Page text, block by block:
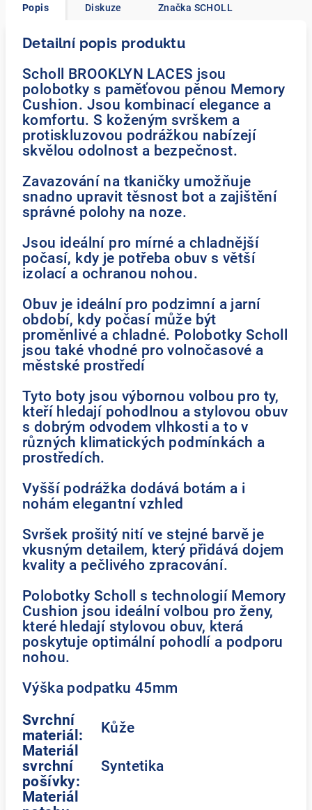
Popis Diskuze Značka SCHOLL
Detailní popis produktu
Scholl BROOKLYN LACES jsou
polobotky s paměťovou pěnou Memory
Cushion. Jsou kombinací elegance a
komfortu. S koženým svrškem a
protiskluzovou podrážkou nabízejí
skvělou odolnost a bezpečnost.
Zavazování na tkaničky umožňuje
snadno upravit těsnost bot a zajištění
správné polohy na noze.
Jsou ideální pro mírné a chladnější
počasí, kdy je potřeba obuv s větší
izolací a ochranou nohou.
Obuv je ideální pro podzimní a jarní
období, kdy počasí může být
proměnlivé a chladné. Polobotky Scholl
jsou také vhodné pro volnočasové a
městské prostředí
Tyto boty jsou výbornou volbou pro ty,
kteří hledají pohodlnou a stylovou obuv
s dobrým odvodem vlhkosti a to v
různých klimatických podmínkách a
prostředích.
Vyšší podrážka dodává botám a i
nohám elegantní vzhled
Svršek prošitý nití ve stejné barvě je
vkusným detailem, který přidává dojem
kvality a pečlivého zpracování.
Polobotky Scholl s technologií Memory
Cushion jsou ideální volbou pro ženy,
které hledají stylovou obuv, která
poskytuje optimální pohodlí a podporu
nohou.
Výška podpatku 45mm
Svrchní
materiál:
Kůže
Materiál
svrchní
pošívky:
Syntetika
Materiál